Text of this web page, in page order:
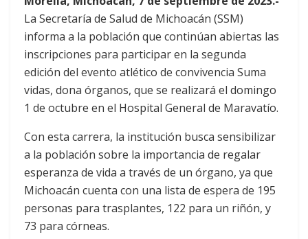
La Secretaría de Salud de Michoacán (SSM)
informa a la población que continúan abiertas las
inscripciones para participar en la segunda
edición del evento atlético de convivencia Suma
vidas, dona órganos, que se realizará el domingo
1 de octubre en el Hospital General de Maravatío.
Con esta carrera, la institución busca sensibilizar
a la población sobre la importancia de regalar
esperanza de vida a través de un órgano, ya que
Michoacán cuenta con una lista de espera de 195
personas para trasplantes, 122 para un riñón, y
73 para córneas.